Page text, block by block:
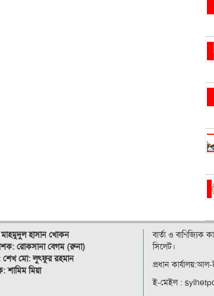
মাহমুদুল হাসান খোকন
রোকসানা বেগম (রুনা)
শেখ মো: লুৎফুর রহমান
শামিম মিয়া
বার্তা ও বাণিজ্যিক
সিলেট।
প্রধান
ই-মেইল :